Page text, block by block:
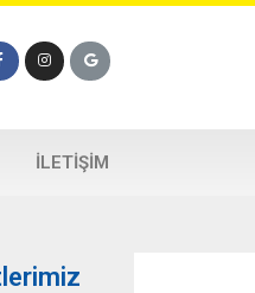
İLETIŞIM